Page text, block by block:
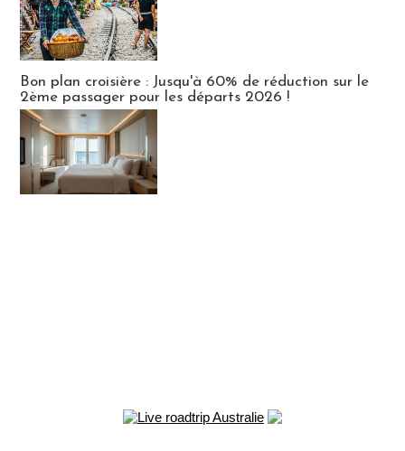
Bon plan croisière : Jusqu'à 60% de réduction sur le
2ème passager pour les départs 2026 !